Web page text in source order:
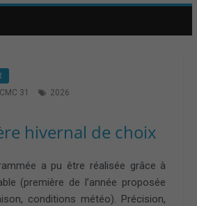
CMC 31 2026
hivernal de choix
a pu être réalisée grâce à
(première de l’année proposée
conditions météo). Précision,